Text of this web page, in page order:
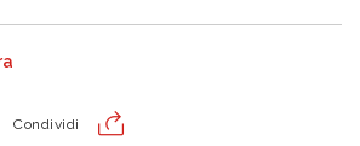
Condividi